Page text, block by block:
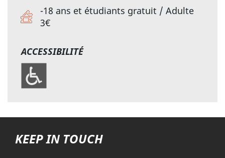
-18 ans et étudiants gratuit / Adulte
3€
ACCESSIBILITÉ
KEEP IN TOUCH